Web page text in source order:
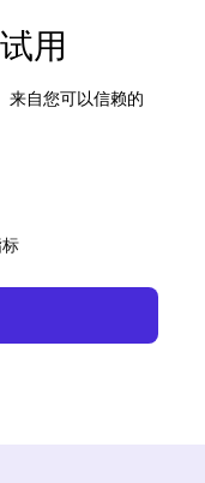
用
来自您可以信赖的
标